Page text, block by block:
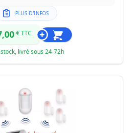
PLUS D'INFOS
€ TTC
stock, livré sous 24-72h